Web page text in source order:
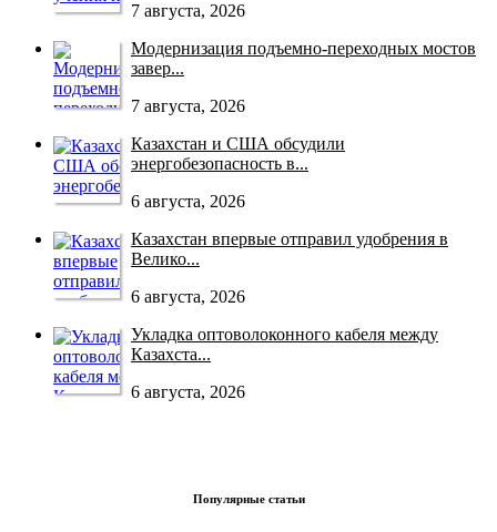
7 августа, 2026
Модернизация подъемно-переходных мостов
завер...
7 августа, 2026
Казахстан и США обсудили
энергобезопасность в...
6 августа, 2026
Казахстан впервые отправил удобрения в
Велико...
6 августа, 2026
Укладка оптоволоконного кабеля между
Казахста...
6 августа, 2026
Популярные статьи